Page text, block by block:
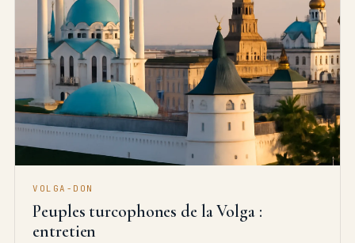
VOLGA-DON
Peuples turcophones de la Volga :
entretien